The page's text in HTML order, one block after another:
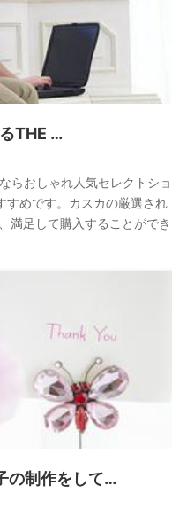
THE …
らおしゃれ人気セレクトショ
すめです。カスカの厳選され
満足して購入することができ
の制作をして…